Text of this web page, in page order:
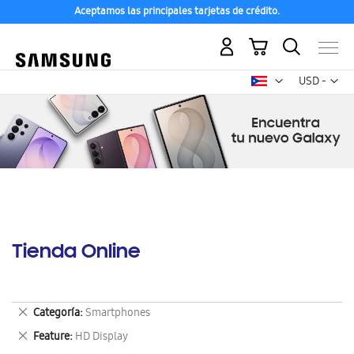
Aceptamos las principales tarjetas de crédito.
USD -
dólar
Mi carrito
Tienda Online
Categoría Smartphones
Eliminar
este
artículo
Feature HD Display
Eliminar